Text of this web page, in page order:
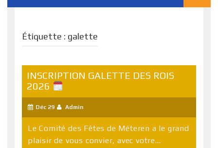
Étiquette : galette
INSCRIPTION GALETTE DES ROIS
2026
Déc 29 Admin
Le Comité des Fêtes de Méteren a le grand
plaisir de vous convier, avec votre...